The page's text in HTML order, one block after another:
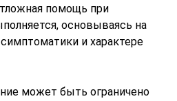
помощь при
основываясь на
и характере
может быть ограничено